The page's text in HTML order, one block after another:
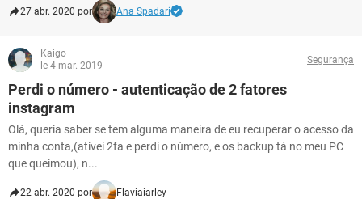
27 abr. 2020 por Ana Spadari
Kaigo
le 4 mar. 2019
Segurança
Perdi o número - autenticação de 2 fatores
instagram
Olá, queria saber se tem alguma maneira de eu recuperar o acesso da
minha conta,(ativei 2fa e perdi o número, e os backup tá no meu PC
que queimou), n...
22 abr. 2020 por Flaviaiarley